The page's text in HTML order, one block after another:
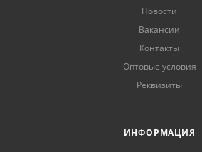
Новости
Вакансии
Контакты
Оптовые условия
Реквизиты
ИНФОРМАЦИЯ